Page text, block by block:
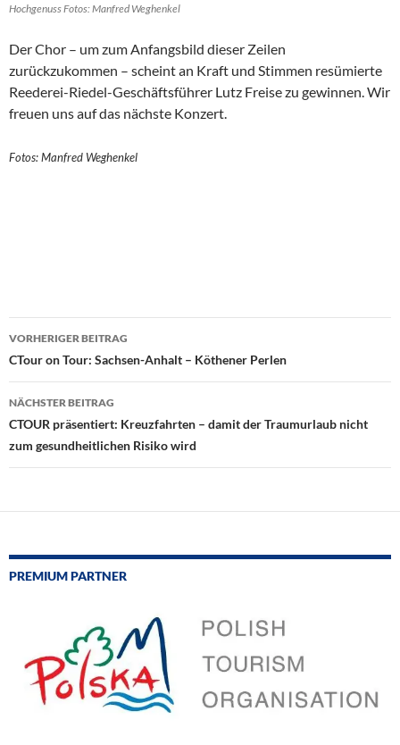
Hochgenuss Fotos: Manfred Weghenkel
Der Chor – um zum Anfangsbild dieser Zeilen
zurückzukommen – scheint an Kraft und Stimmen resümierte
Reederei-Riedel-Geschäftsführer Lutz Freise zu gewinnen. Wir
freuen uns auf das nächste Konzert.
Fotos: Manfred Weghenkel
Beitragsnavigation
VORHERIGER BEITRAG
CTour on Tour: Sachsen-Anhalt – Köthener Perlen
NÄCHSTER BEITRAG
CTOUR präsentiert: Kreuzfahrten – damit der Traumurlaub nicht
zum gesundheitlichen Risiko wird
PREMIUM PARTNER